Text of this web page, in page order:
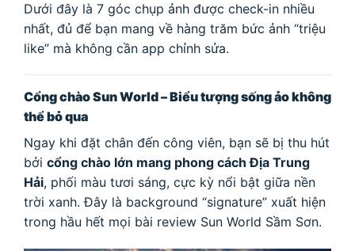
Dưới đây là 7 góc chụp ảnh được check-in nhiều
nhất, đủ để bạn mang về hàng trăm bức ảnh “triệu
like” mà không cần app chỉnh sửa.
Cổng chào Sun World – Biểu tượng sống ảo không
thể bỏ qua
Ngay khi đặt chân đến công viên, bạn sẽ bị thu hút
bởi cổng chào lớn mang phong cách Địa Trung
Hải, phối màu tươi sáng, cực kỳ nổi bật giữa nền
trời xanh. Đây là background “signature” xuất hiện
trong hầu hết mọi bài review Sun World Sầm Sơn.